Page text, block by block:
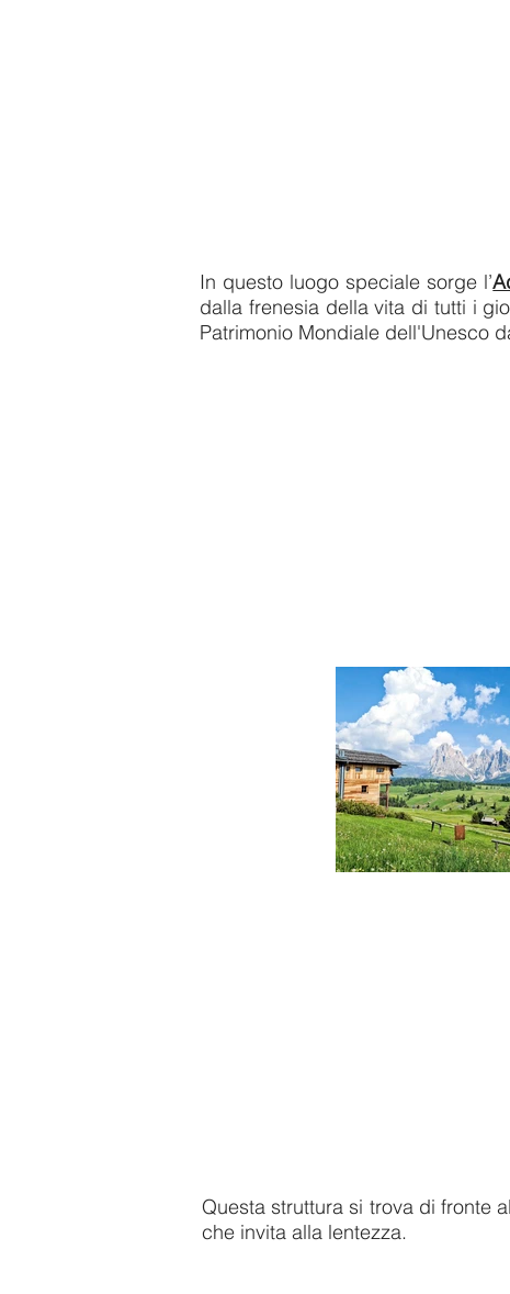
In questo luogo speciale sorge l’
dalla frenesia della vita di tutti i
Patrimonio Mondiale dell'Unesco
Questa struttura si trova di fronte
che invita alla lentezza.